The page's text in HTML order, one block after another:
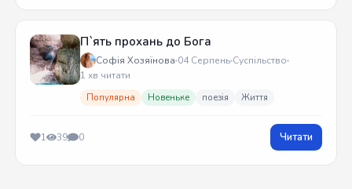
П`ять прохань до Бога
Софія Хозяїнова 04 Серпень Суспільство
1 хв читати
Популярна Новеньке поезія Життя
1 39 0 Читати